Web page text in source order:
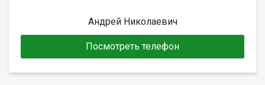
Андрей Николаевич
Посмотреть телефон